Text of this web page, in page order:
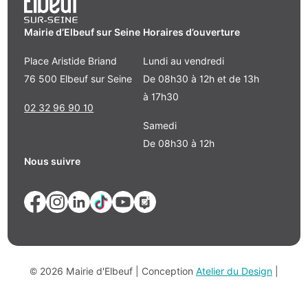
Mairie d’Elbeuf sur Seine
Place Aristide Briand
76 500 Elbeuf sur Seine
02 32 96 90 10
Horaires d’ouverture
Lundi au vendredi
De 08h30 à 12h et de 13h
à 17h30
Samedi
De 08h30 à 12h
Nous suivre
© 2026 Mairie d'Elbeuf | Conception Atelier du Design